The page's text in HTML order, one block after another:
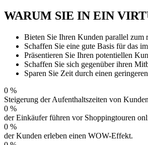
WARUM SIE IN EIN
Bieten Sie Ihren Kunden parallel zum
Schaffen Sie eine gute Basis für das
Präsentieren Sie Ihren potentiellen
Schaffen Sie sich gegenüber ihren
Sparen Sie Zeit durch einen
0 %
Steigerung der Aufenthaltszeiten von
0 %
der Einkäufer führen vor Shoppingtouren
0 %
der Kunden erleben einen WOW-Effekt.